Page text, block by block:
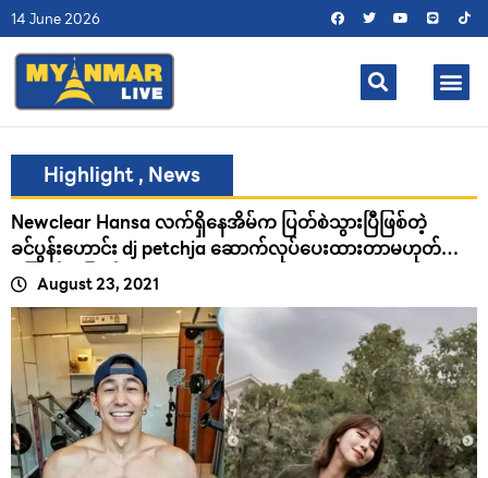
14 June 2026
Highlight, News
Newclear Hansa လက်ရှိနေအိမ်က ပြတ်စဲသွားပြီဖြစ်တဲ့
ခင်ပွန်းဟောင်း dj petchja ဆောက်လုပ်ပေးထားတာမဟုတ်
ကြောင်းဖြေရှင်း
August 23, 2021